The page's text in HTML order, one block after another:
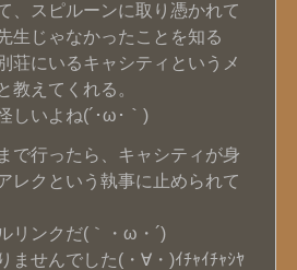
、スピルーンに取り憑かれて
生じゃなかったことを知る
荘にいるキャシティというメ
教えてくれる。
しいよね(´･ω･｀)
で行ったら、キャシティが身
レクという執事に止められて
リンクだ(｀・ω・´)
ませんでした(・∀・)ｲﾁｬｲﾁｬｼﾔ